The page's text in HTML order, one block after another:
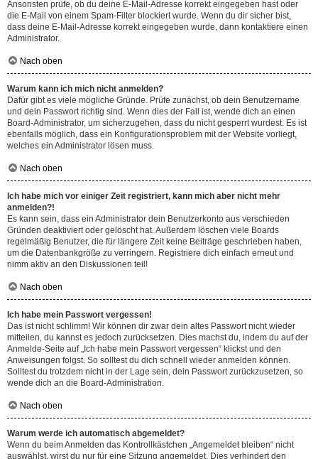
Ansonsten prüfe, ob du deine E-Mail-Adresse korrekt eingegeben hast oder
die E-Mail von einem Spam-Filter blockiert wurde. Wenn du dir sicher bist,
dass deine E-Mail-Adresse korrekt eingegeben wurde, dann kontaktiere einen
Administrator.
Nach oben
Warum kann ich mich nicht anmelden?
Dafür gibt es viele mögliche Gründe. Prüfe zunächst, ob dein Benutzername
und dein Passwort richtig sind. Wenn dies der Fall ist, wende dich an einen
Board-Administrator, um sicherzugehen, dass du nicht gesperrt wurdest. Es ist
ebenfalls möglich, dass ein Konfigurationsproblem mit der Website vorliegt,
welches ein Administrator lösen muss.
Nach oben
Ich habe mich vor einiger Zeit registriert, kann mich aber nicht mehr
anmelden?!
Es kann sein, dass ein Administrator dein Benutzerkonto aus verschieden
Gründen deaktiviert oder gelöscht hat. Außerdem löschen viele Boards
regelmäßig Benutzer, die für längere Zeit keine Beiträge geschrieben haben,
um die Datenbankgröße zu verringern. Registriere dich einfach erneut und
nimm aktiv an den Diskussionen teil!
Nach oben
Ich habe mein Passwort vergessen!
Das ist nicht schlimm! Wir können dir zwar dein altes Passwort nicht wieder
mitteilen, du kannst es jedoch zurücksetzen. Dies machst du, indem du auf der
Anmelde-Seite auf „Ich habe mein Passwort vergessen“ klickst und den
Anweisungen folgst. So solltest du dich schnell wieder anmelden können.
Solltest du trotzdem nicht in der Lage sein, dein Passwort zurückzusetzen, so
wende dich an die Board-Administration.
Nach oben
Warum werde ich automatisch abgemeldet?
Wenn du beim Anmelden das Kontrollkästchen „Angemeldet bleiben“ nicht
auswählst, wirst du nur für eine Sitzung angemeldet. Dies verhindert den